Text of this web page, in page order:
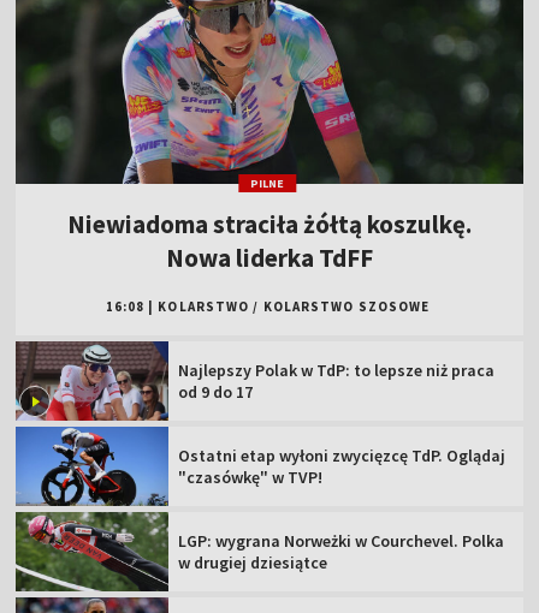
PILNE
Niewiadoma straciła żółtą koszulkę.
Nowa liderka TdFF
16:08 KOLARSTWO / KOLARSTWO SZOSOWE
Najlepszy Polak w TdP: to lepsze niż praca
od 9 do 17
Ostatni etap wyłoni zwycięzcę TdP. Oglądaj
"czasówkę" w TVP!
LGP: wygrana Norweżki w Courchevel. Polka
w drugiej dziesiątce